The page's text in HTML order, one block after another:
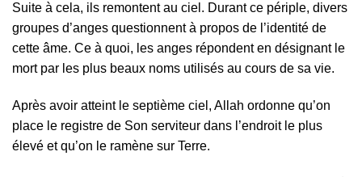
Suite à cela, ils remontent au ciel. Durant ce périple, divers
groupes d’anges questionnent à propos de l’identité de
cette âme. Ce à quoi, les anges répondent en désignant le
mort par les plus beaux noms utilisés au cours de sa vie.
Après avoir atteint le septième ciel, Allah ordonne qu’on
place le registre de Son serviteur dans l’endroit le plus
élevé et qu’on le ramène sur Terre.